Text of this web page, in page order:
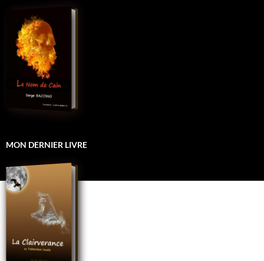
MON DERNIER LIVRE